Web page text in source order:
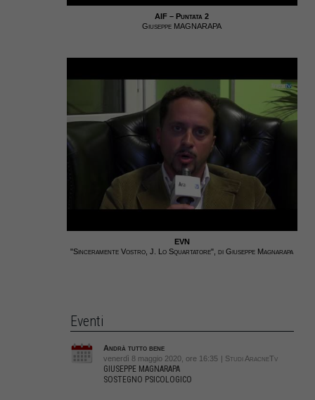
AIF – Puntata 2
Giuseppe MAGNARAPA
EVN
"Sinceramente Vostro, J. Lo Squartatore", di Giuseppe Magnarapa
Eventi
Andrà tutto bene
venerdì 8 maggio 2020, ore 16:35 | Studi AracneTv
GIUSEPPE MAGNARAPA
SOSTEGNO PSICOLOGICO